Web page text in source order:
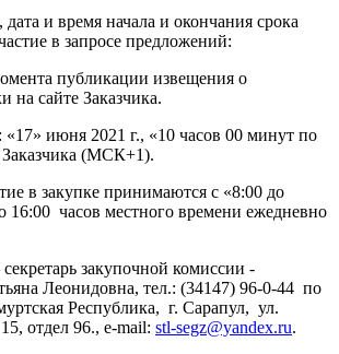
и время начала и окончания срока
в запросе предложений:
публикации извещения о
на сайте Заказчика.
июня 2021 г., «10 часов 00 минут по
(МСК+1).
в закупке принимаются с «8:00 до
16:00 часов местного времени ежедневно
закупочной комиссии -
Леонидовна, тел.: (34147) 96-0-44 по
Республика, г. Сарапул, ул.
отдел 96., e-mail: stl-segz@yandex.ru.